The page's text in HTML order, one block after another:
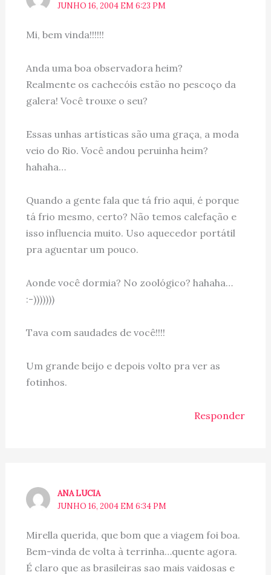
JUNHO 16, 2004 EM 6:23 PM
Mi, bem vinda!!!!!!
Anda uma boa observadora heim?
Realmente os cachecóis estão no pescoço da
galera! Você trouxe o seu?
Essas unhas artísticas são uma graça, a moda
veio do Rio. Você andou peruinha heim?
hahaha…
Quando a gente fala que tá frio aqui, é porque
tá frio mesmo, certo? Não temos calefação e
isso influencia muito. Uso aquecedor portátil
pra aguentar um pouco.
Aonde você dormia? No zoológico? hahaha…
:-)))))))
Tava com saudades de você!!!!
Um grande beijo e depois volto pra ver as
fotinhos.
Responder
ANA LUCIA
JUNHO 16, 2004 EM 6:34 PM
Mirella querida, que bom que a viagem foi boa.
Bem-vinda de volta à terrinha…quente agora.
É claro que as brasileiras sao mais vaidosas e